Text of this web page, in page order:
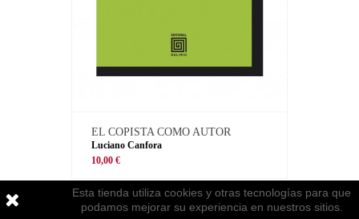
EL COPISTA COMO AUTOR
Luciano Canfora
10,00 €
Esta tienda utiliza cookies y otras tecnologías para que
podamos mejorar su experiencia en nuestros sitios.